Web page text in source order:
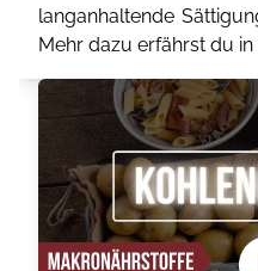
langanhaltende
Mehr dazu erfährst du